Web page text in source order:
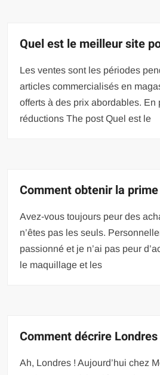
Quel est le meilleur site
Les ventes sont les périodes
articles commercialisés en
offerts à des prix abordables. En
réductions The post Quel est le
Comment obtenir la
Avez-vous toujours peur des
n’êtes pas les seuls.
passionné et je n’ai pas peur
le maquillage et les
Comment décrire Londres
Ah, Londres ! Aujourd’hui chez